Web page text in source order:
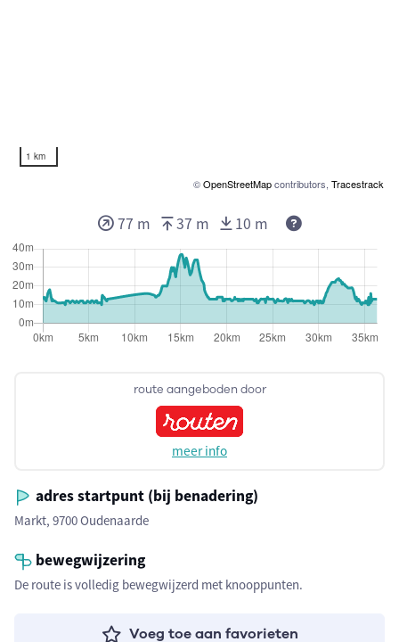
1 km
©OpenStreetMapcontributors, Tracestrack
route aangeboden door
meer info
adres startpunt (bij benadering)
Markt, 9700 Oudenaarde
bewegwijzering
De route is volledig bewegwijzerd met knooppunten.
Voeg toe aan favorieten
77 m 37 m 10 m